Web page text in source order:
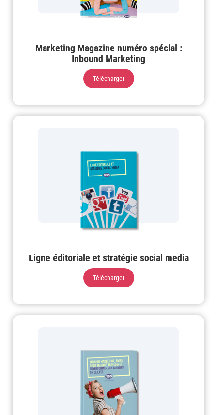
Marketing Magazine numéro spécial :
Inbound Marketing
Télécharger
Ligne éditoriale et stratégie social media
Télécharger